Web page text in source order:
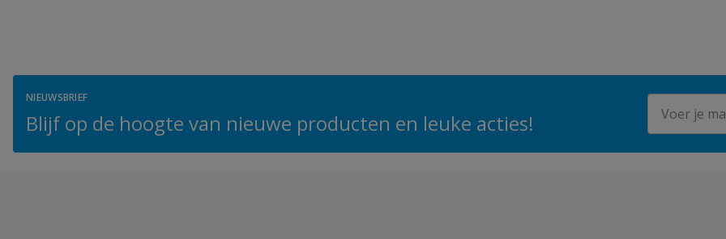
NIEUWSBRIEF
Blijf op de hoogte van nieuwe producten en leuke acties!